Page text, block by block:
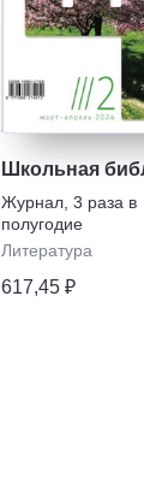
Школьная
Журнал 3 раза в
полугодие
Литература
617,45 ₽